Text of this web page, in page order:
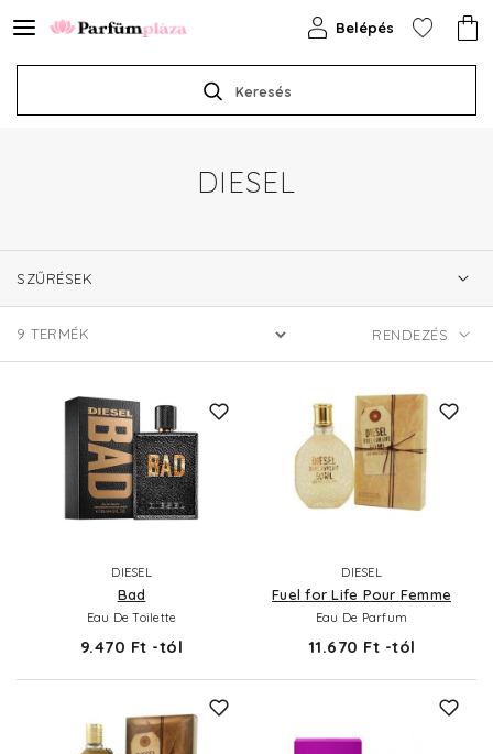
Keresés
Belépés
DIESEL
SZŰRÉSEK
9 TERMÉK
DIESEL
Bad
Eau De Toilette
9.470 Ft -tól
DIESEL
Fuel for Life Pour Femme
Eau De Parfum
11.670 Ft -tól